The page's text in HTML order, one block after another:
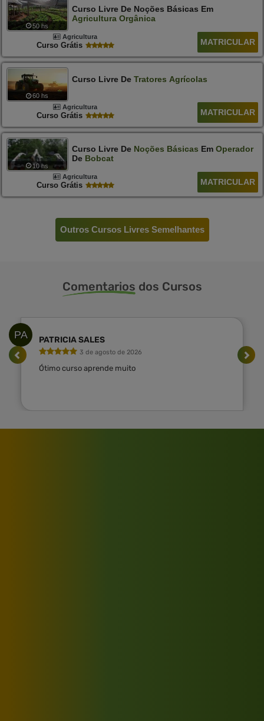
50 hs
Curso Livre De Noções Básicas Em
Agricultura Orgânica
Agricultura
Curso Grátis MATRICULAR
60 hs
Curso Livre De Tratores Agrícolas
Agricultura
Curso Grátis MATRICULAR
10 hs
Curso Livre De Noções Básicas Em Operador
De Bobcat
Agricultura
Curso Grátis MATRICULAR
Outros Cursos Livres Semelhantes
Comentarios dos Cursos
PA PATRICIA SALES
3 de agosto de 2026
Ótimo curso aprende muito